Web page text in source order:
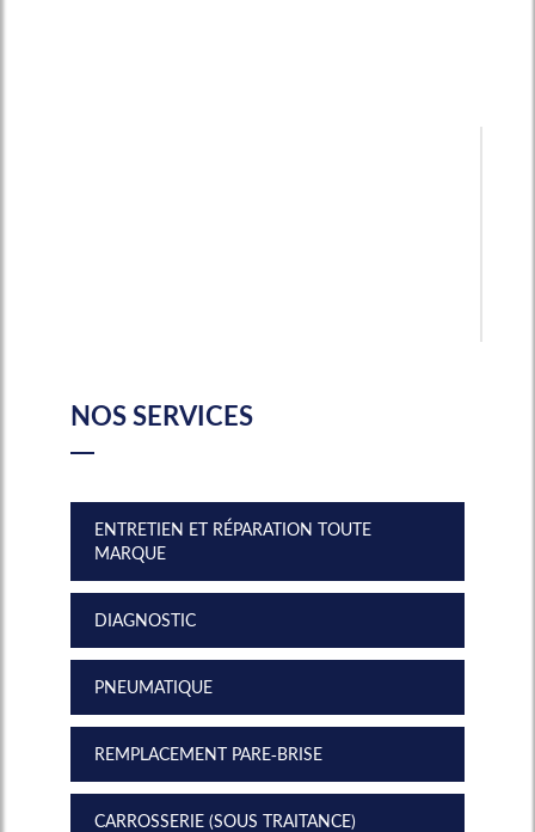
NOS SERVICES
ENTRETIEN ET RÉPARATION TOUTE
MARQUE
DIAGNOSTIC
PNEUMATIQUE
REMPLACEMENT PARE-BRISE
CARROSSERIE (SOUS TRAITANCE)